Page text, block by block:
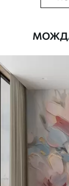
Доступни
Стандард
.42 2683
Премиум
5525.00 3315